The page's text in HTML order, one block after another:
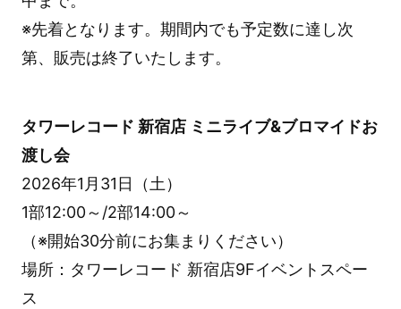
※先着となります。期間内でも予定数に達し次
第、販売は終了いたします。
タワーレコード 新宿店 ミニライブ&ブロマイドお
渡し会
2026年1月31日（土）
1部12:00～/2部14:00～
（※開始30分前にお集まりください）
場所：タワーレコード 新宿店9Fイベントスペー
ス